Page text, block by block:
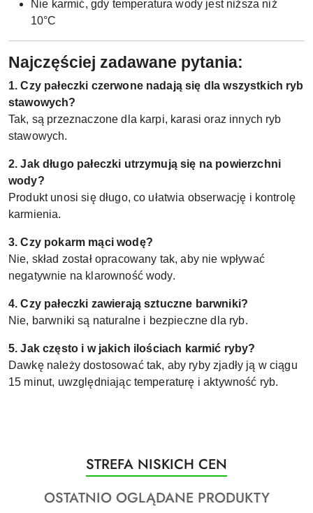
Nie karmić, gdy temperatura wody jest niższa niż
10°C
Najczęściej zadawane pytania:
1. Czy pałeczki czerwone nadają się dla wszystkich ryb
stawowych?
Tak, są przeznaczone dla karpi, karasi oraz innych ryb
stawowych.
2. Jak długo pałeczki utrzymują się na powierzchni
wody?
Produkt unosi się długo, co ułatwia obserwację i kontrolę
karmienia.
3. Czy pokarm mąci wodę?
Nie, skład został opracowany tak, aby nie wpływać
negatywnie na klarowność wody.
4. Czy pałeczki zawierają sztuczne barwniki?
Nie, barwniki są naturalne i bezpieczne dla ryb.
5. Jak często i w jakich ilościach karmić ryby?
Dawkę należy dostosować tak, aby ryby zjadły ją w ciągu
15 minut, uwzględniając temperaturę i aktywność ryb.
Pomiń karuzelę produktów
Produkty
o
statusie:
STREFA NISKICH CEN
Produkty
OSTATNIO OGLĄDANE PRODUKTY